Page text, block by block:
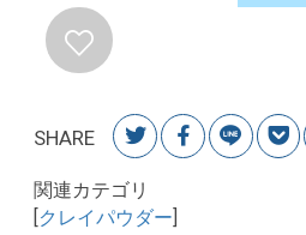
SHARE
関連カテゴリ
クレイパウダー